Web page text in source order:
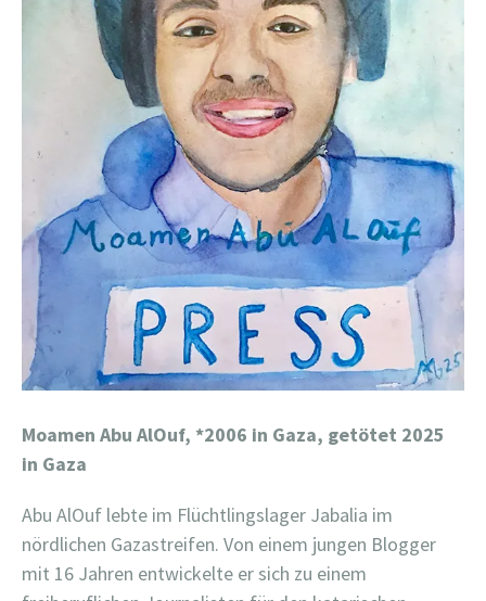
Moamen Abu AlOuf, *2006 in Gaza, getötet 2025
in Gaza
Abu AlOuf lebte im Flüchtlingslager Jabalia im
nördlichen Gazastreifen. Von einem jungen Blogger
mit 16 Jahren entwickelte er sich zu einem